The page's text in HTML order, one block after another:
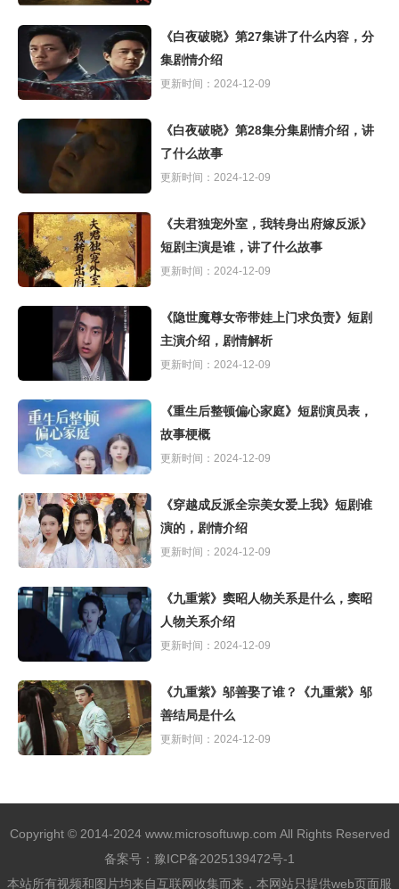
《白夜破晓》第27集讲了什么内容，分
集剧情介绍
更新时间：2024-12-09
《白夜破晓》第28集分集剧情介绍，讲
了什么故事
更新时间：2024-12-09
《夫君独宠外室，我转身出府嫁反派》
短剧主演是谁，讲了什么故事
更新时间：2024-12-09
《隐世魔尊女帝带娃上门求负责》短剧
主演介绍，剧情解析
更新时间：2024-12-09
《重生后整顿偏心家庭》短剧演员表，
故事梗概
更新时间：2024-12-09
《穿越成反派全宗美女爱上我》短剧谁
演的，剧情介绍
更新时间：2024-12-09
《九重紫》窦昭人物关系是什么，窦昭
人物关系介绍
更新时间：2024-12-09
《九重紫》邬善娶了谁？《九重紫》邬
善结局是什么
更新时间：2024-12-09
Copyright © 2014-2024 www.microsoftuwp.com All Rights Reserved
备案号： 豫ICP备2025139472号-1
本站所有视频和图片均来自互联网收集而来，本网站只提供web页面服